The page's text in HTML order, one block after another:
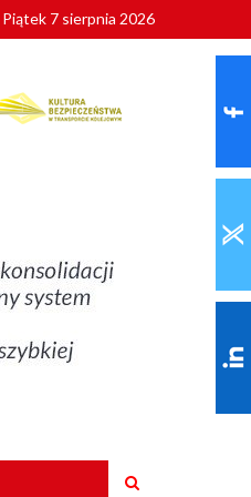
Piątek 7 sierpnia 2026